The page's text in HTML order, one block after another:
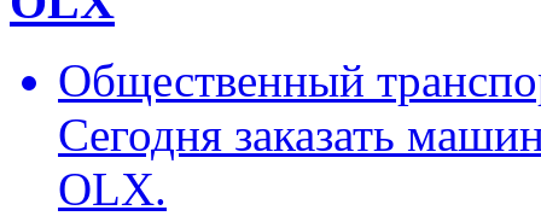
Общественный
Сегодня заказать
OLX.